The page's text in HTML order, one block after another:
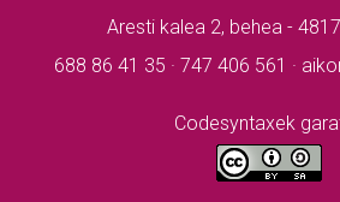
Aresti kalea 2, behea -
688 86 41 35 · 747 406 561 ·
Codesyntaxek